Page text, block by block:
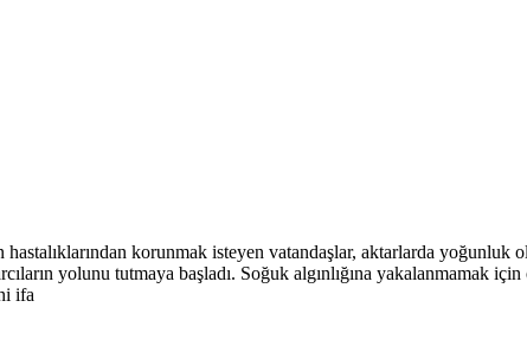
korunmak isteyen vatandaşlar, aktarlarda yoğunluk
yolunu tutmaya başladı. Soğuk algınlığına yakalanmamak için
ifa